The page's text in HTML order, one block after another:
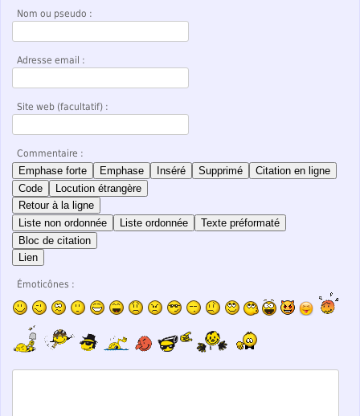
Nom ou pseudo :
Adresse email :
Site web (facultatif) :
Commentaire :
Emphase forte Emphase Inséré Supprimé
Citation en ligne
Code
Locution étrangère
Retour à la ligne
Liste non ordonnée
Liste ordonnée
Texte préformaté
Bloc de citation
Lien
Émoticônes :